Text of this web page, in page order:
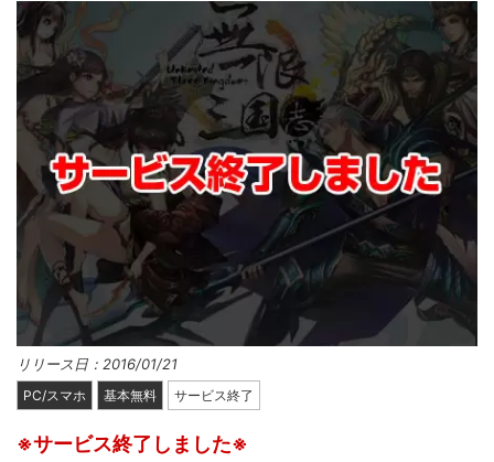
リリース日：2016/01/21
PC/スマホ 基本無料 サービス終了
※サービス終了しました※